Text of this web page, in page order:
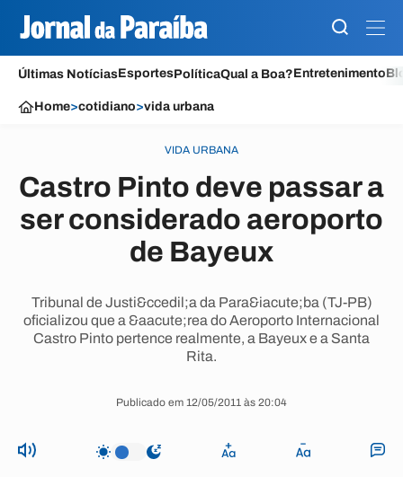
Últimas NotíciasEsportesPolíticaQual a Boa?Entretenimento
Home>cotidiano>vida urbana
VIDA URBANA
Castro Pinto deve passar a
ser considerado aeroporto
de Bayeux
Tribunal de Justi&ccedil;a da Para&iacute;ba (TJ-PB)
oficializou que a &aacute;rea do Aeroporto Internacional
Castro Pinto pertence realmente, a Bayeux e a Santa
Rita.
Publicado em 12/05/2011 às 20:04